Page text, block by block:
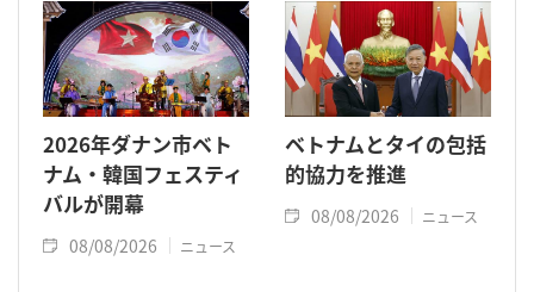
2026年ダナン市ベト
ナム・韓国フェスティ
バルが開幕
08/08/2026 ニュース
ベトナムとタイの包括
的協力を推進
08/08/2026 ニュース